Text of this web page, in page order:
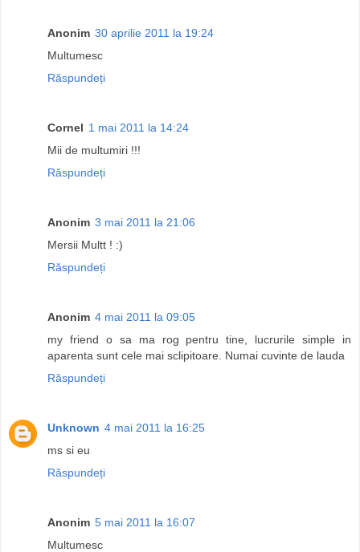
Anonim 30 aprilie 2011 la 19:24
Multumesc
Răspundeți
Cornel 1 mai 2011 la 14:24
Mii de multumiri !!!
Răspundeți
Anonim 3 mai 2011 la 21:06
Mersii Multt ! :)
Răspundeți
Anonim 4 mai 2011 la 09:05
my friend o sa ma rog pentru tine, lucrurile simple in
aparenta sunt cele mai sclipitoare. Numai cuvinte de lauda
Răspundeți
Unknown 4 mai 2011 la 16:25
ms si eu
Răspundeți
Anonim 5 mai 2011 la 16:07
Multumesc